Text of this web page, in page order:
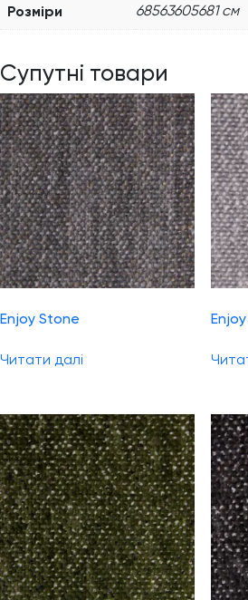
Розміри 68563605681 см
Супутні товари
Enjoy Stone
Читати далі